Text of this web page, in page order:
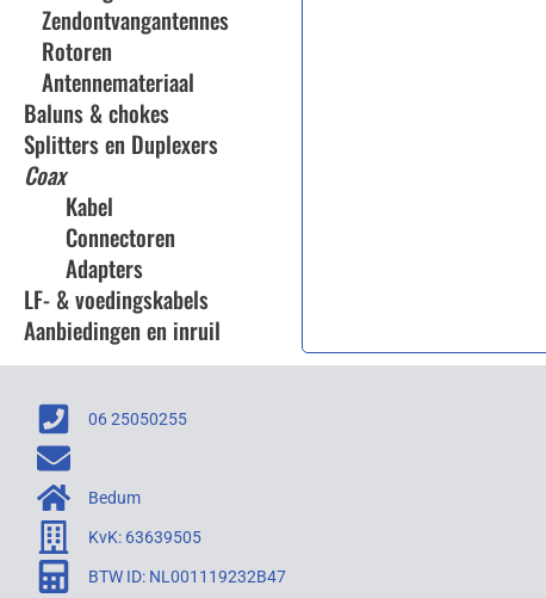
Zendontvangantennes
Rotoren
Antennemateriaal
Baluns & chokes
Splitters en Duplexers
Coax
Kabel
Connectoren
Adapters
LF- & voedingskabels
Aanbiedingen en inruil
06 25050255
Bedum
KvK: 63639505
BTW ID: NL001119232B47